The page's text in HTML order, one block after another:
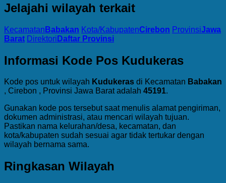
Jelajahi wilayah terkait
Kecamatan Babakan Kota/KabupatenCirebon ProvinsiJawa
Barat Direktori Daftar Provinsi
Informasi Kode Pos Kudukeras
Kode pos untuk wilayah Kudukeras di Kecamatan Babakan
, Cirebon , Provinsi Jawa Barat adalah 45191.
Gunakan kode pos tersebut saat menulis alamat pengiriman,
dokumen administrasi, atau mencari wilayah tujuan.
Pastikan nama kelurahan/desa, kecamatan, dan
kota/kabupaten sudah sesuai agar tidak tertukar dengan
wilayah bernama sama.
Ringkasan Wilayah